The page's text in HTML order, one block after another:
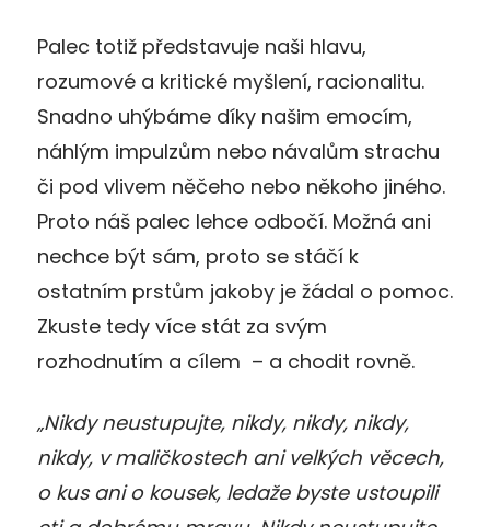
Palec totiž představuje naši hlavu,
rozumové a kritické myšlení, racionalitu.
Snadno uhýbáme díky našim emocím,
náhlým impulzům nebo návalům strachu
či pod vlivem něčeho nebo někoho jiného.
Proto náš palec lehce odbočí. Možná ani
nechce být sám, proto se stáčí k
ostatním prstům jakoby je žádal o pomoc.
Zkuste tedy více stát za svým
rozhodnutím a cílem – a chodit rovně.
„Nikdy neustupujte, nikdy, nikdy, nikdy,
nikdy, v maličkostech ani velkých věcech,
o kus ani o kousek, ledaže byste ustoupili